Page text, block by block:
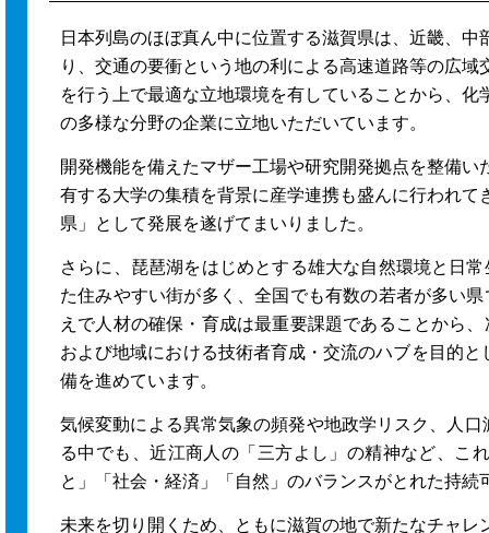
日本列島のほぼ真ん中に位置する滋賀県は、近畿、
り、交通の要衝という地の利による高速道路等の広
を行う上で最適な立地環境を有していることから、
の多様な分野の企業に立地いただいています。
開発機能を備えたマザー工場や研究開発拠点を整備
有する大学の集積を背景に産学連携も盛んに行われ
県」として発展を遂げてまいりました。
さらに、琵琶湖をはじめとする雄大な自然環境と日
た住みやすい街が多く、全国でも有数の若者が多い
えで人材の確保・育成は最重要課題であることから
および地域における技術者育成・交流のハブを目的と
備を進めています。
気候変動による異常気象の頻発や地政学リスク、人
る中でも、近江商人の「三方よし」の精神など、こ
と」「社会・経済」「自然」のバランスがとれた持
未来を切り開くため、ともに滋賀の地で新たなチャレ